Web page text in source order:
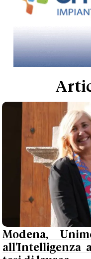
Modena,
all'Intelligenza